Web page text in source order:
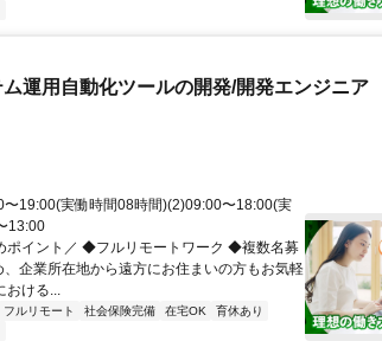
ム運用自動化ツールの開発/開発エンジニア
〜19:00(実働時間08時間)(2)09:00〜18:00(実
13:00
ポイント／ ◆フルリモートワーク ◆複数名募
企業所在地から遠方にお住まいの方もお気軽
おける...
フルリモート 社会保険完備 在宅OK
育休あり